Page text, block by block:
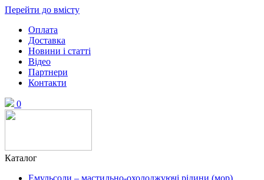
Перейти до вмісту
Оплата
Доставка
Новини і статті
Відео
Партнери
Контакти
0
Каталог
Емульсоли – мастильно-охолоджуючі рідини (мор)